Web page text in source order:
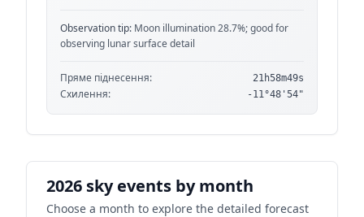
Observation tip: Moon illumination 28.7%; good for
observing lunar surface detail
Пряме піднесення: 21h58m49s
Схилення: -11°48'54"
2026 sky events by month
Choose a month to explore the detailed forecast